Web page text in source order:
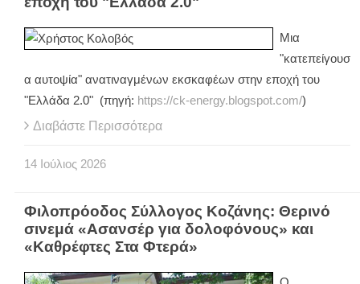
Μια
"κατεπείγουσ
α αυτοψία" ανατιναγμένων εκσκαφέων στην εποχή του
"Ελλάδα 2.0" (πηγή: https://ck-energy.blogspot.com/)
Διαβάστε Περισσότερα
14 Ιούλιος 2026
Φιλοπρόοδος Σύλλογος Κοζάνης: Θερινό
σινεμά «Ασανσέρ για δολοφόνους» και
«Καθρέφτες Στα Φτερά»